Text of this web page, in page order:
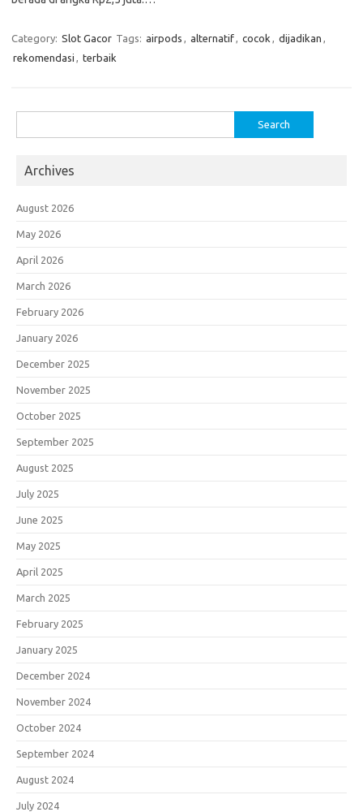
Category: Slot Gacor Tags: airpods , alternatif, cocok , dijadikan ,
rekomendasi , terbaik
for:
Archives
August 2026
May 2026
April 2026
March 2026
February 2026
January 2026
December 2025
November 2025
October 2025
September 2025
August 2025
July 2025
June 2025
May 2025
April 2025
March 2025
February 2025
January 2025
December 2024
November 2024
October 2024
September 2024
August 2024
July 2024